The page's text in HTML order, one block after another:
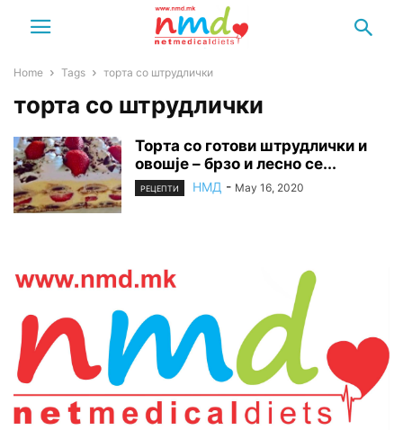
Home Tags торта со штрудлички
торта со штрудлички
Торта со готови штрудлички и
овошје – брзо и лесно се...
РЕЦЕПТИ НМД - May 16, 2020